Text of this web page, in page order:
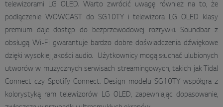
telewizorami LG OLED. Warto zwrócić uwagę również na to, że
podłączenie WOWCAST do SG10TY i telewizora LG OLED klasy
premium daje dostęp do bezprzewodowej rozrywki. Soundbar z
obsługą Wi-Fi gwarantuje bardzo dobre doświadczenia dźwiękowe
dzięki wysokiej jakości audio. Użytkownicy mogą słuchać ulubionych
utworów w muzycznych serwisach streamingowych, takich jak Tidal
Connect czy Spotify Connect. Design modelu SG10TY współgra z
kolorystyką ram telewizorów LG OLED, zapewniając dopasowanie,